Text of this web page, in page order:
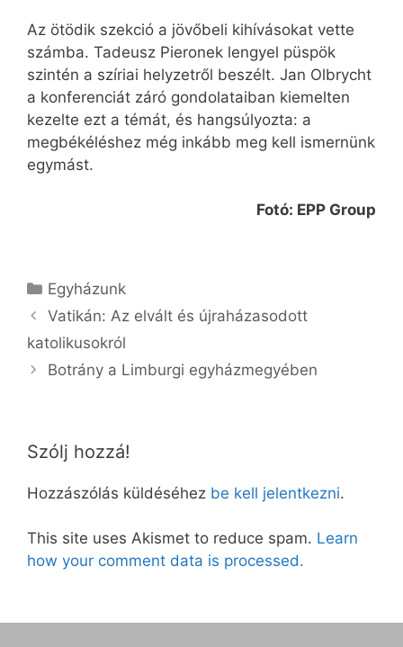
Az ötödik szekció a jövőbeli kihívásokat vette
számba. Tadeusz Pieronek lengyel püspök
szintén a szíriai helyzetről beszélt. Jan Olbrycht
a konferenciát záró gondolataiban kiemelten
kezelte ezt a témát, és hangsúlyozta: a
megbékéléshez még inkább meg kell ismernünk
egymást.
Fotó: EPP Group
Kategória
Egyházunk
Vatikán: Az elvált és újraházasodott
katolikusokról
Botrány a Limburgi egyházmegyében
Szólj hozzá!
Hozzászólás küldéséhez be kell jelentkezni.
This site uses Akismet to reduce spam. Learn
how your comment data is processed.